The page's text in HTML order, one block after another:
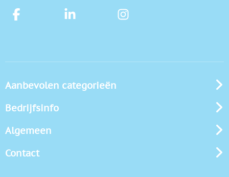
Aanbevolen categorieën
Bedrijfsinfo
Algemeen
Contact